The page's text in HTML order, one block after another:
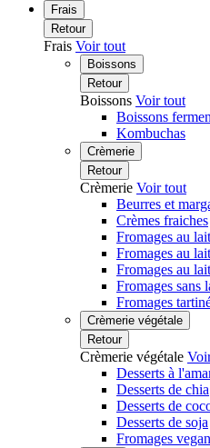
Frais
Retour
Frais Voir tout
Boissons
Retour
Boissons Voir tout
Boissons
Kombuchas
Crèmerie
Retour
Crèmerie Voir tout
Beurres et
Crèmes fraiches
Fromages au
Fromages au
Fromages au
Fromages sans
Fromages
Crèmerie végétale
Retour
Crèmerie végétale
Desserts à
Desserts de chia
Desserts de
Desserts de soja
Fromages vegan